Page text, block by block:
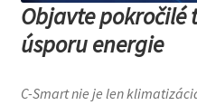
Objavte pokročilé
úsporu energie
C-Smart nie je len